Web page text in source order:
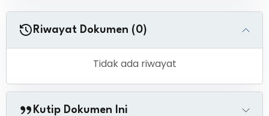
Riwayat Dokumen (0)
Tidak ada riwayat
Kutip Dokumen Ini